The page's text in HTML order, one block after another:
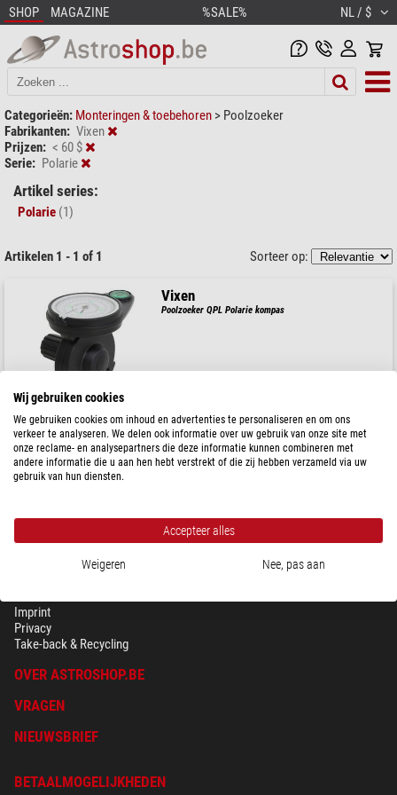
SHOP MAGAZINE %SALE% NL / $
Categorieën: Monteringen & toebehoren > Poolzoeker
Fabrikanten: Vixen
Prijzen: < 60 $
Serie: Polarie
Artikel series:
Polarie (1)
Artikelen 1 - 1 of 1 Sorteer op:
Vixen
Poolzoeker QPL Polarie kompas
Klaar voor verzending in1-2 weken
Imprint
Privacy
Take-back & Recycling
OVER ASTROSHOP.BE
VRAGEN
NIEUWSBRIEF
BETAALMOGELIJKHEDEN
Wij gebruiken cookies
We gebruiken cookies om inhoud en advertenties te personaliseren en om ons
verkeer te analyseren. We delen ook informatie over uw gebruik van onze site met
onze reclame- en analysepartners die deze informatie kunnen combineren met
andere informatie die u aan hen hebt verstrekt of die zij hebben verzameld via uw
gebruik van hun diensten.
Accepteer alles
Weigeren Nee, pas aan